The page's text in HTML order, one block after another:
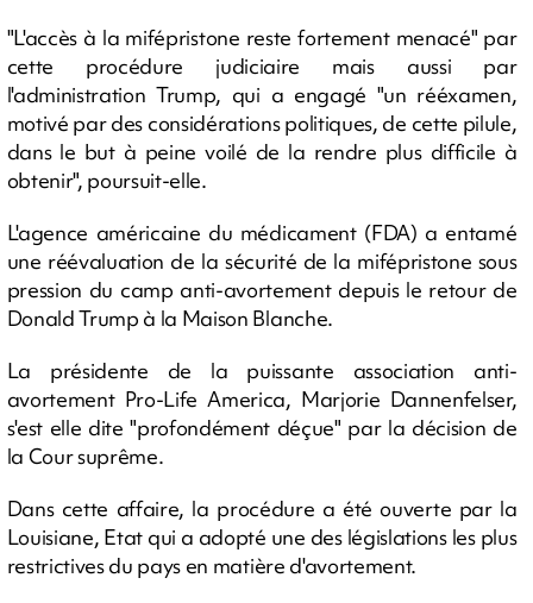
"L'accès à la mifépristone reste fortement menacé" par
cette procédure judiciaire mais aussi par
l'administration Trump, qui a engagé "un rééxamen,
motivé par des considérations politiques, de cette pilule,
dans le but à peine voilé de la rendre plus difficile à
obtenir", poursuit-elle.
L'agence américaine du médicament (FDA) a entamé
une réévaluation de la sécurité de la mifépristone sous
pression du camp anti-avortement depuis le retour de
Donald Trump à la Maison Blanche.
La présidente de la puissante association anti-
avortement Pro-Life America, Marjorie Dannenfelser,
s'est elle dite "profondément déçue" par la décision de
la Cour suprême.
Dans cette affaire, la procédure a été ouverte par la
Louisiane, Etat qui a adopté une des législations les plus
restrictives du pays en matière d'avortement.